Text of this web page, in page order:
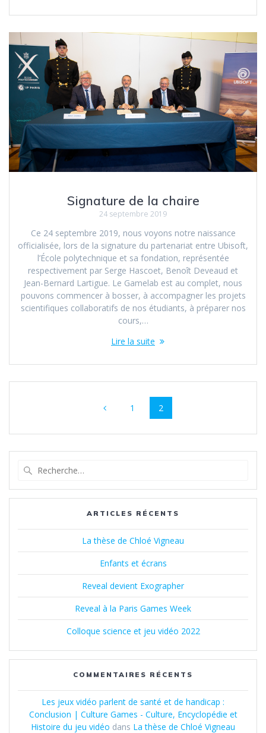
Signature de la chaire
24 septembre 2019
Ce 24 septembre 2019, nous voyons notre naissance
officialisée, lors de la signature du partenariat entre Ubisoft,
l’École polytechnique et sa fondation, représentée
respectivement par Serge Hascoet, Benoît Deveaud et
Jean-Bernard Lartigue. Le Gamelab est au complet, nous
pouvons commencer à bosser, à accompagner les projets
scientifiques collaboratifs de nos étudiants, à préparer nos
cours,…
Lire la suite
sein
des
articles
Page
1 Page
2
:
ARTICLES RÉCENTS
La thèse de Chloé Vigneau
Enfants et écrans
Reveal devient Exographer
Reveal à la Paris Games Week
Colloque science et jeu vidéo 2022
COMMENTAIRES RÉCENTS
Les jeux vidéo parlent de santé et de handicap :
Conclusion | Culture Games - Culture, Encyclopédie et
Histoire du jeu vidéo dans La thèse de Chloé Vigneau